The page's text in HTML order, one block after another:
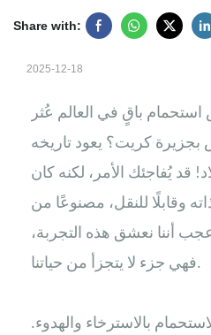
Share with:
2025-12-18
باقٍ في العالم عُثر
كريت؟ يعود تاريخه
الميلاد! قد يُفاجئك الأمر، لكنه كان
وقابلًا للنقل، مصنوعًا من
أننا نعشق هذه التجربة،
فهي جزء لا يتجزأ من حياتنا.
بالاسترخاء والهدوء.